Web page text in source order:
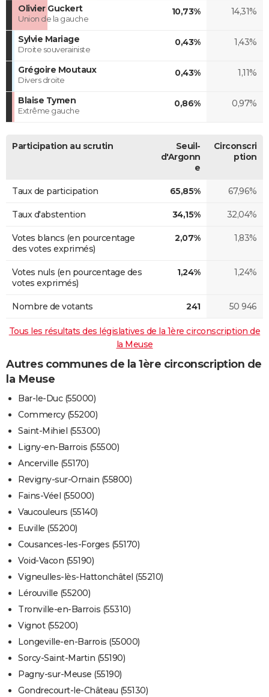
Olivier Guckert
Union de la gauche
10,73% 14,31%
Sylvie Mariage
Droite souverainiste
0,43% 1,43%
Grégoire Moutaux
Divers droite
0,43% 1,11%
Blaise Tymen
Extrême gauche
0,86% 0,97%
Participation au scrutin
Seuil-
d'Argonn
e
Circonscri
ption
Taux de participation 65,85% 67,96%
Taux d'abstention 34,15% 32,04%
Votes blancs (en pourcentage
des votes exprimés)
2,07% 1,83%
Votes nuls (en pourcentage des
votes exprimés)
1,24% 1,24%
Nombre de votants 241 50 946
Tous les résultats des législatives de la 1ère circonscription de
la Meuse
Autres communes de la 1ère circonscription de
la Meuse
Bar-le-Duc (55000)
Commercy (55200)
Saint-Mihiel (55300)
Ligny-en-Barrois (55500)
Ancerville (55170)
Revigny-sur-Ornain (55800)
Fains-Véel (55000)
Vaucouleurs (55140)
Euville (55200)
Cousances-les-Forges (55170)
Void-Vacon (55190)
Vigneulles-lès-Hattonchâtel (55210)
Lérouville (55200)
Tronville-en-Barrois (55310)
Vignot (55200)
Longeville-en-Barrois (55000)
Sorcy-Saint-Martin (55190)
Pagny-sur-Meuse (55190)
Gondrecourt-le-Château (55130)